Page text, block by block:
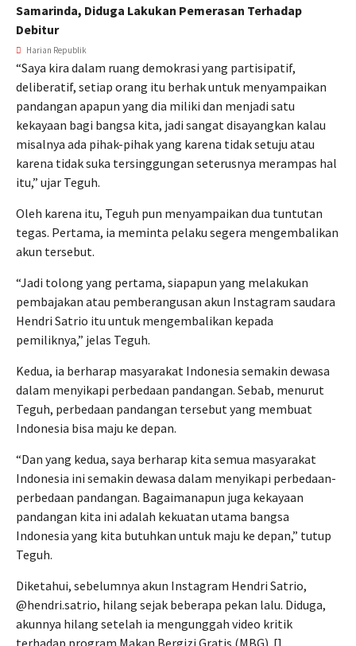
Samarinda, Diduga Lakukan Pemerasan Terhadap
Debitur
Harian Republik
“Saya kira dalam ruang demokrasi yang partisipatif,
deliberatif, setiap orang itu berhak untuk menyampaikan
pandangan apapun yang dia miliki dan menjadi satu
kekayaan bagi bangsa kita, jadi sangat disayangkan kalau
misalnya ada pihak-pihak yang karena tidak setuju atau
karena tidak suka tersinggungan seterusnya merampas hal
itu,” ujar Teguh.
Oleh karena itu, Teguh pun menyampaikan dua tuntutan
tegas. Pertama, ia meminta pelaku segera mengembalikan
akun tersebut.
“Jadi tolong yang pertama, siapapun yang melakukan
pembajakan atau pemberangusan akun Instagram saudara
Hendri Satrio itu untuk mengembalikan kepada
pemiliknya,” jelas Teguh.
Kedua, ia berharap masyarakat Indonesia semakin dewasa
dalam menyikapi perbedaan pandangan. Sebab, menurut
Teguh, perbedaan pandangan tersebut yang membuat
Indonesia bisa maju ke depan.
“Dan yang kedua, saya berharap kita semua masyarakat
Indonesia ini semakin dewasa dalam menyikapi perbedaan-
perbedaan pandangan. Bagaimanapun juga kekayaan
pandangan kita ini adalah kekuatan utama bangsa
Indonesia yang kita butuhkan untuk maju ke depan,” tutup
Teguh.
Diketahui, sebelumnya akun Instagram Hendri Satrio,
@hendri.satrio, hilang sejak beberapa pekan lalu. Diduga,
akunnya hilang setelah ia mengunggah video kritik
terhadap program Makan Bergizi Gratis (MBG). []